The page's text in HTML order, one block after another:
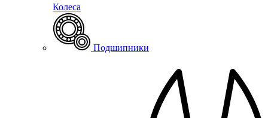
Колеса
Подшипники